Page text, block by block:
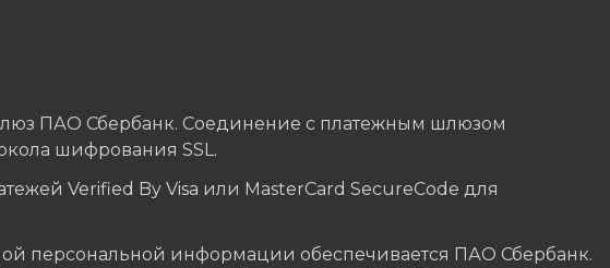
ПАО Сбербанк. Соединение с платежным шлюзом
шифрования SSL.
Verified By Visa или MasterCard SecureCode для
персональной информации обеспечивается ПАО Сбербанк.